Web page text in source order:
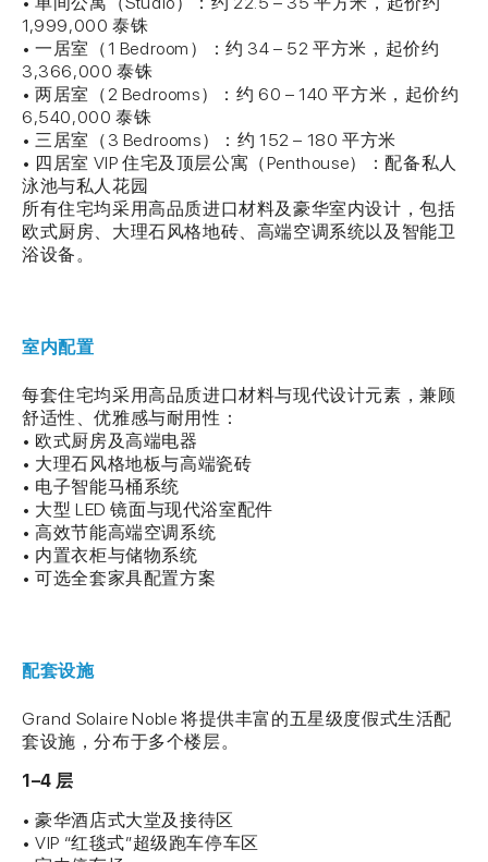
1,999,000 泰铢
• 一居室（1 Bedroom）：约 34 – 52 平方米，起价约
3,366,000 泰铢
• 两居室（2 Bedrooms）：约 60 – 140 平方米，起价约
6,540,000 泰铢
• 三居室（3 Bedrooms）：约 152 – 180 平方米
• 四居室 VIP 住宅及顶层公寓（Penthouse）：配备私人
泳池与私人花园
所有住宅均采用高品质进口材料及豪华室内设计，包括
欧式厨房、大理石风格地砖、高端空调系统以及智能卫
浴设备。
室内配置
每套住宅均采用高品质进口材料与现代设计元素，兼顾
舒适性、优雅感与耐用性：
• 欧式厨房及高端电器
• 大理石风格地板与高端瓷砖
• 电子智能马桶系统
• 大型 LED 镜面与现代浴室配件
• 高效节能高端空调系统
• 内置衣柜与储物系统
• 可选全套家具配置方案
配套设施
Grand Solaire Noble 将提供丰富的五星级度假式生活配
套设施，分布于多个楼层。
1–4 层
• 豪华酒店式大堂及接待区
• VIP “红毯式”超级跑车停车区